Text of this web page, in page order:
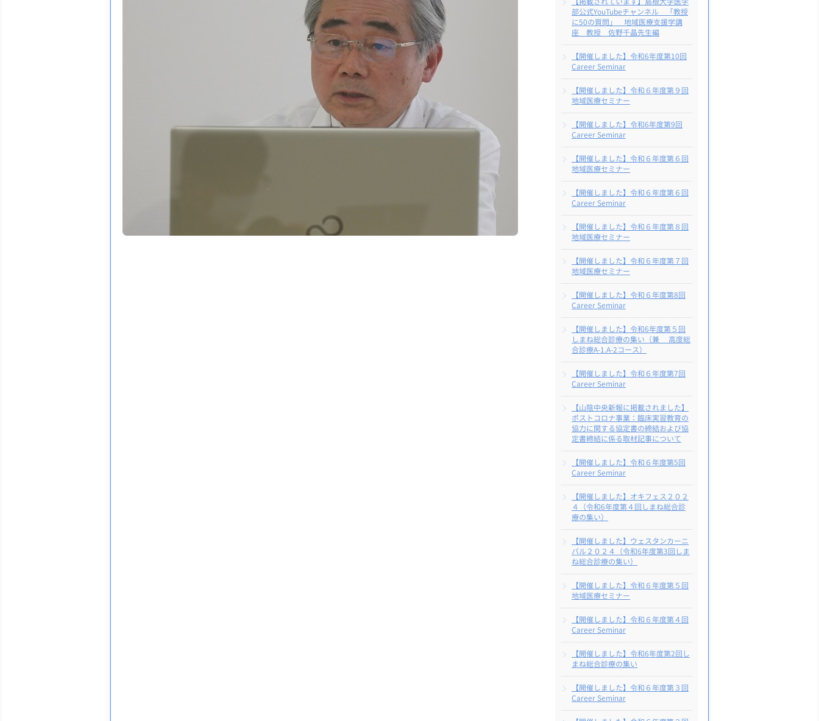
部公式YouTubeチャンネル 「教授
に50の質問」 地域医療支援学講
座 教授 佐野千晶先生編
【開催しました】令和6年度第10回
Career Seminar
【開催しました】令和６年度第９回
地域医療セミナー
【開催しました】令和6年度第9回
Career Seminar
【開催しました】令和６年度第６回
地域医療セミナー
【開催しました】令和６年度第６回
Career Seminar
【開催しました】令和６年度第８回
地域医療セミナー
【開催しました】令和６年度第７回
地域医療セミナー
【開催しました】令和６年度第8回
Career Seminar
【開催しました】令和6年度第５回
しまね総合診療の集い（兼 高度総
合診療A-1.A-2コース）
【開催しました】令和６年度第7回
Career Seminar
【山陰中央新報に掲載されました】
ポストコロナ事業：臨床実習教育の
協力に関する協定書の締結および協
定書締結に係る取材記事について
【開催しました】令和６年度第5回
Career Seminar
【開催しました】オキフェス２０２
４（令和6年度第４回しまね総合診
療の集い）
【開催しました】ウェスタンカーニ
バル２０２４（令和6年度第3回しま
ね総合診療の集い）
【開催しました】令和６年度第５回
地域医療セミナー
【開催しました】令和６年度第４回
Career Seminar
【開催しました】令和6年度第2回し
まね総合診療の集い
【開催しました】令和６年度第３回
Career Seminar